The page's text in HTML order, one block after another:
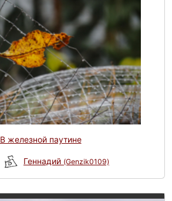
В железной паутине
Геннадий (Genzik0109)